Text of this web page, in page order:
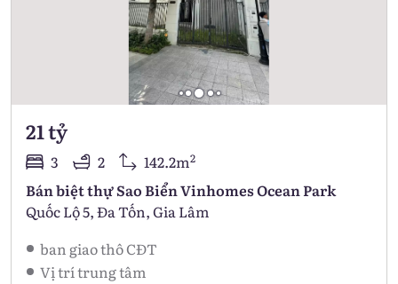
21 tỷ
3 2 142.2m2
Bán biệt thự Sao Biển Vinhomes Ocean Park
Quốc Lộ 5, Đa Tốn, Gia Lâm
ban giao thô CĐT
Vị trí trung tâm